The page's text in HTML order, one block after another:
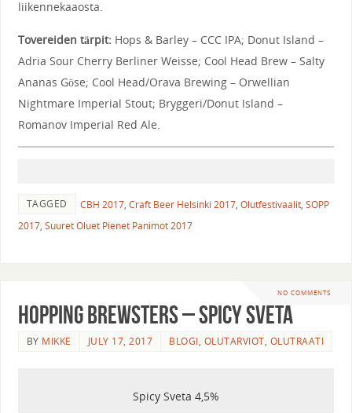
liikennekaaosta.
Tovereiden tärpit:Hops & Barley – CCC IPA; Donut Island –
Adria Sour Cherry Berliner Weisse; Cool Head Brew – Salty
Ananas Göse; Cool Head/Orava Brewing – Orwellian
Nightmare Imperial Stout; Bryggeri/Donut Island –
Romanov Imperial Red Ale.
TAGGED CBH 2017, Craft Beer Helsinki 2017, Olutfestivaalit, SOPP
2017, Suuret Oluet Pienet Panimot 2017
NO COMMENTS
Hopping Brewsters – Spicy Sveta
BY MIKKE JULY 17, 2017 BLOGI, OLUTARVIOT, OLUTRAATI
Spicy Sveta 4,5%